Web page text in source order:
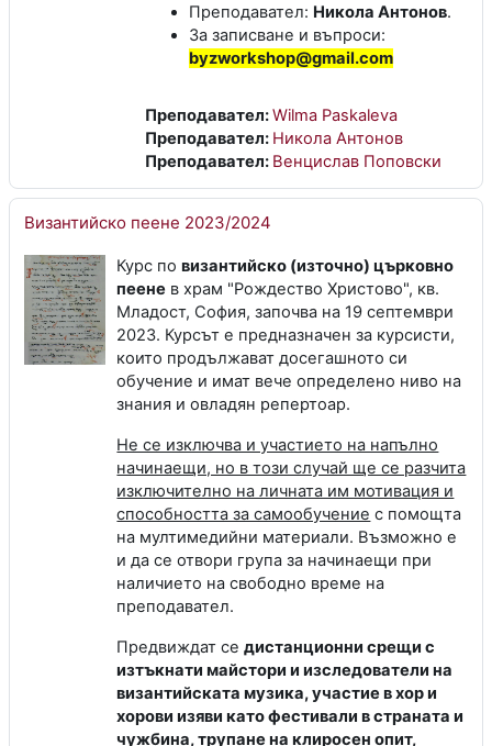
Преподавател: Никола Антонов.
За записване и въпроси:
byzworkshop@gmail.com
Преподавател:Wilma Paskaleva
Преподавател: Никола Антонов
Преподавател: Венцислав Поповски
Византийско пеене 2023/2024
Курс повизантийско (източно) църковно
пеене в храм "Рождество Христово", кв.
Младост, София, започва на 19 септември
2023. Курсът е предназначен за курсисти,
които продължават досегашното си
обучение и имат вече определено ниво на
знания и овладян репертоар.
Не се изключва и участието на напълно
начинаещи, но в този случай ще се разчита
изключително на личната им мотивация и
способността за самообучение с помощта
на мултимедийни материали. Възможно е
и да се отвори група за начинаещи при
наличието на свободно време на
преподавател.
Предвиждат седистанционни срещи с
изтъкнати майстори и изследователи на
византийската музика, участие в хор и
хорови изяви като фестивали в страната и
чужбина, трупане на клиросен опит,